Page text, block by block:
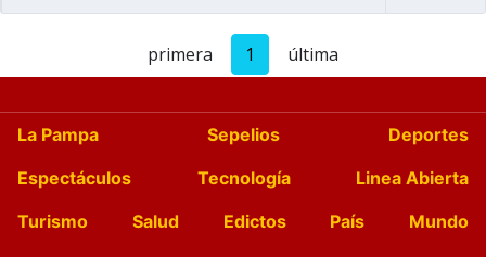
primera 1 última
La Pampa Sepelios
Deportes
Espectáculos
Tecnología
Linea Abierta
Turismo
Salud Edictos País
Mundo